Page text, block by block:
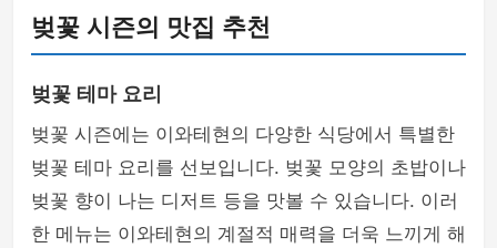
벚꽃 시즌의 맛집 추천
벚꽃 테마 요리
벚꽃 시즌에는 이와테현의 다양한 식당에서 특별한
벚꽃 테마 요리를 선보입니다. 벚꽃 모양의 초밥이나
벚꽃 향이 나는 디저트 등을 맛볼 수 있습니다. 이러
한 메뉴는 이와테현의 계절적 매력을 더욱 느끼게 해